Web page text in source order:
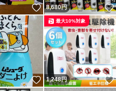
いいね！
8,680円
いいね！
1,248円
最大10%対象